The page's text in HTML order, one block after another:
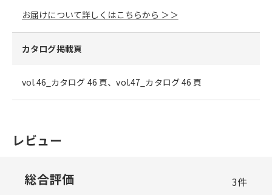
お届けについて詳しくはこちらから ＞＞
カタログ掲載頁
vol.46_カタログ 46 頁、vol.47_カタログ 46 頁
レビュー
総合評価 3件